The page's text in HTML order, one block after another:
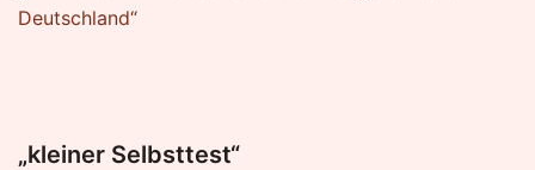
Deutschland“
„kleiner Selbsttest“